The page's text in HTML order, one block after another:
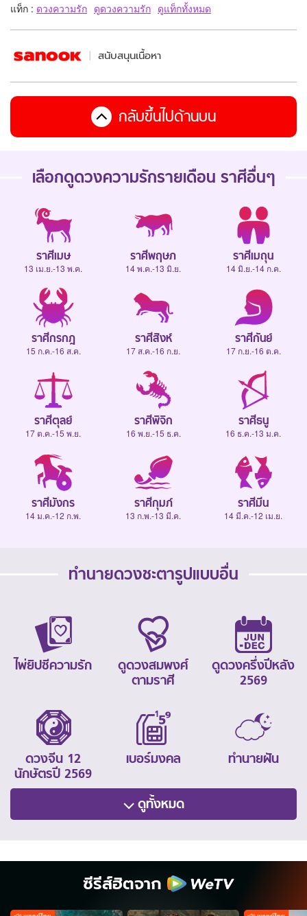
แท็ก : ดวงความรัก ดูดวงความรัก ดูแท็กทั้งหมด
สนับสนุนเนื้อหา
กลับขึ้นไปด้านบน
เลือกดูดวงความรักรายเดือน ราศีอื่นๆ
ราศีเมษ
13 เม.ย.-13 พ.ค.
ราศีพฤษภ
14 พ.ค.-13 มิ.ย.
ราศีเมถุน
14 มิ.ย.-14 ก.ค.
ราศีกรกฎ
15 ก.ค.-16 ส.ค.
ราศีสิงห์
17 ส.ค.-16 ก.ย.
ราศีกันย์
17 ก.ย.-16 ต.ค.
ราศีตุลย์
17 ต.ค.-15 พ.ย.
ราศีพิจิก
16 พ.ย.-15 ธ.ค.
ราศีธนู
16 ธ.ค.-13 ม.ค.
ราศีมังกร
14 ม.ค.-12 ก.พ.
ราศีกุมภ์
13 ก.พ.-13 มี.ค.
ราศีมีน
14 มี.ค.-12 เม.ย.
ทำนายดวงชะตารูปแบบอื่น
ไพ่ยิปซีความรัก
ดูดวงสมพงศ์
ตามราศี
ดูดวงครึ่งปีหลัง
2569
ดวงจีน 12
นักษัตรปี 2569
เบอร์มงคล ทำนายฝัน
ดูทั้งหมด
ซีรีส์ฮิตจาก